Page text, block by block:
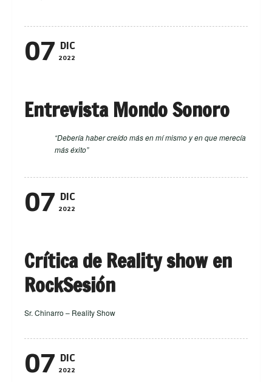
07 DIC
2022
Entrevista Mondo Sonoro
“Debería haber creído más en mí mismo y en que merecía
más éxito”
07 DIC
2022
Crítica de Reality show en
RockSesión
Sr. Chinarro – Reality Show
07 DIC
2022